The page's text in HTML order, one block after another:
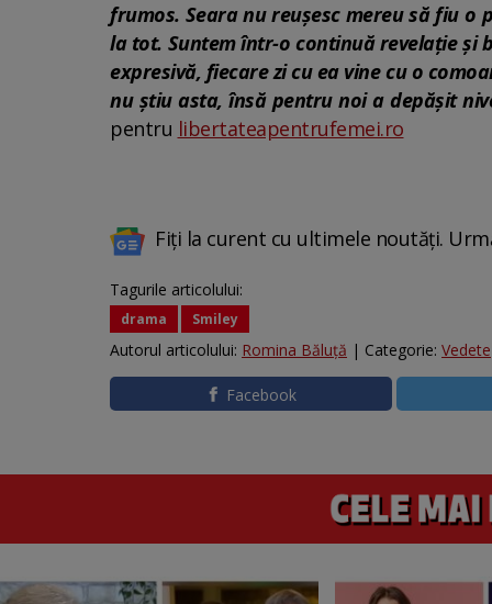
frumos. Seara nu reușesc mereu să fiu o
la tot. Suntem într-o continuă revelație și
expresivă, fiecare zi cu ea vine cu o
nu știu asta, însă pentru noi a depășit
pentru libertateapentrufemei.ro
Fiți la curent cu ultimele noutăți.
Tagurile articolului:
drama Smiley
Autorul articolului: Romina Băluță | Categorie: Vedete
Facebook